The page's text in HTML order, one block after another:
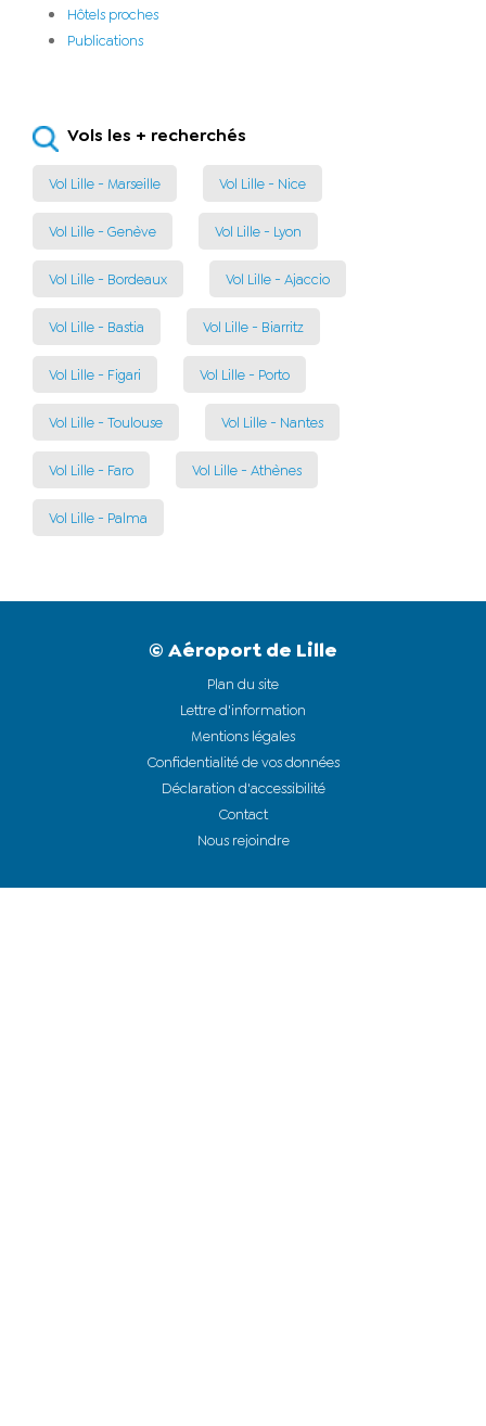
Hôtels proches
Publications
Vols les + recherchés
Vol Lille - Marseille Vol Lille - Nice
Vol Lille - Genève Vol Lille - Lyon
Vol Lille - Bordeaux Vol Lille - Ajaccio
Vol Lille - Bastia Vol Lille - Biarritz
Vol Lille - Figari Vol Lille - Porto
Vol Lille - Toulouse Vol Lille - Nantes
Vol Lille - Faro Vol Lille - Athènes
Vol Lille - Palma
© Aéroport de Lille
Plan du site
Lettre d'information
Mentions légales
Confidentialité de vos données
Déclaration d'accessibilité
Contact
Nous rejoindre